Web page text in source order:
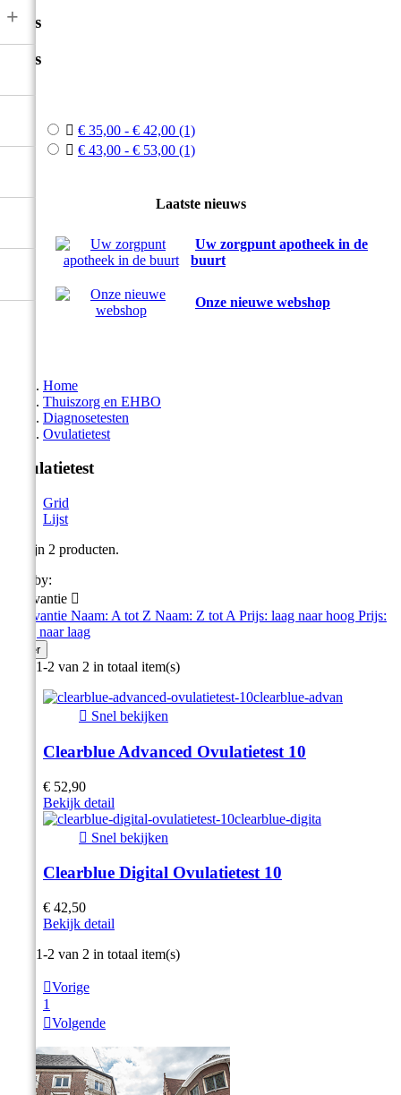
+
Prijs
Prijs
 
 € 35,00 - € 42,00 (1)
 € 43,00 - € 53,00 (1)
Laatste nieuws
Uw zorgpunt apotheek in de
buurt
Onze nieuwe webshop
Home
Thuiszorg en EHBO
Diagnosetesten
Ovulatietest
Ovulatietest
Grid
Lijst
Er zijn 2 producten.
Sort by:
Relevantie 
Relevantie Naam: A tot Z Naam: Z tot A Prijs: laag naar hoog Prijs:
hoog naar laag
Filter
Item 1-2 van 2 in totaal item(s)
 Snel bekijken
Clearblue Advanced Ovulatietest 10
€ 52,90
Bekijk detail
 Snel bekijken
Clearblue Digital Ovulatietest 10
€ 42,50
Bekijk detail
Item 1-2 van 2 in totaal item(s)
Vorige
1
Volgende